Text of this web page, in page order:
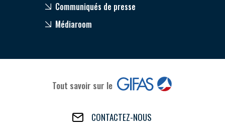
Communiqués de presse
Médiaroom
Tout savoir sur le
CONTACTEZ-NOUS